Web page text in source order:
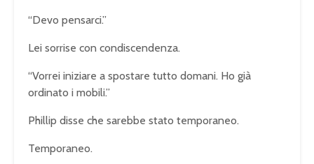
“Devo pensarci.”
Lei sorrise con condiscendenza.
“Vorrei iniziare a spostare tutto domani. Ho già
ordinato i mobili.”
Phillip disse che sarebbe stato temporaneo.
Temporaneo.